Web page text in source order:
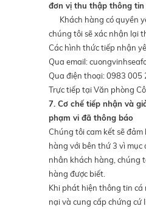
đơn vị thu thập thông tin
Khách hàng có quyền
chúng tôi sẽ xác nhận lại
Các hình thức tiếp nhận
Qua email:
Qua điện thoại: 0983
Trực tiếp tại Văn phòng
7. Cơ chế tiếp nhận và
phạm vi đã thông báo
Chúng tôi cam kết sẽ
hàng với bên thứ 3 vì
nhân khách hàng, chúng
hàng được biết.
Khi phát hiện thông tin cá
nại và cung cấp chứng cứ